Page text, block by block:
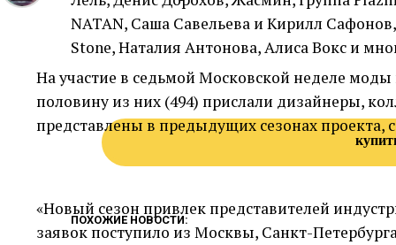
NATAN, Саша Савельева и Кирилл
Stone, Наталия Антонова, Алиса Вокс и
ПОХОЖИЕ НОВОСТИ:
На участие в седьмой Московской неделе
половину из них (494) прислали дизайнеры,
представлены в предыдущих сезонах проекта,
«Новый сезон привлек представителей
заявок поступило из Москвы, Санкт-